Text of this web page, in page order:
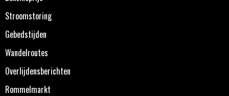
Stroomstoring
Gebedstijden
Wandelroutes
Overlijdensberichten
Rommelmarkt